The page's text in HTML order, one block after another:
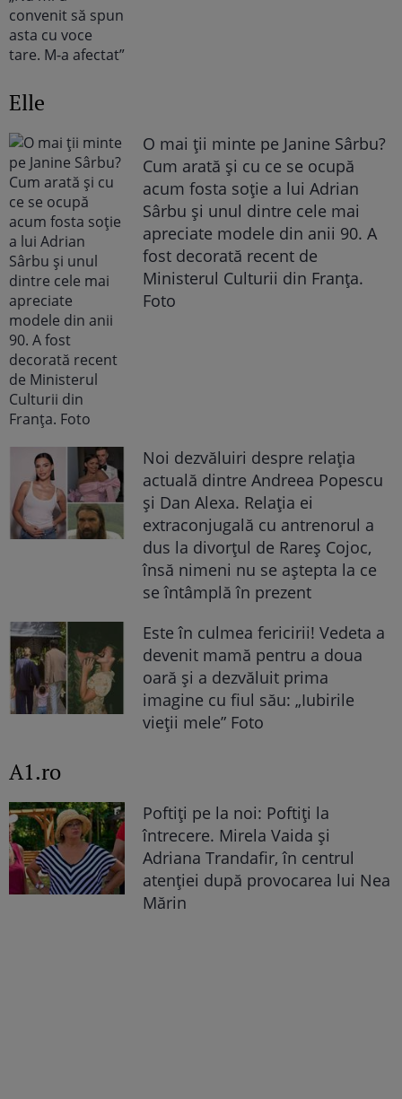
Elle
O mai ții minte pe Janine Sârbu?
Cum arată și cu ce se ocupă
acum fosta soție a lui Adrian
Sârbu și unul dintre cele mai
apreciate modele din anii 90. A
fost decorată recent de
Ministerul Culturii din Franța.
Foto
Noi dezvăluiri despre relația
actuală dintre Andreea Popescu
și Dan Alexa. Relația ei
extraconjugală cu antrenorul a
dus la divorțul de Rareș Cojoc,
însă nimeni nu se aștepta la ce
se întâmplă în prezent
Este în culmea fericirii! Vedeta a
devenit mamă pentru a doua
oară și a dezvăluit prima
imagine cu fiul său: „Iubirile
vieții mele” Foto
A1.ro
Poftiți pe la noi: Poftiți la
întrecere. Mirela Vaida și
Adriana Trandafir, în centrul
atenției după provocarea lui Nea
Mărin